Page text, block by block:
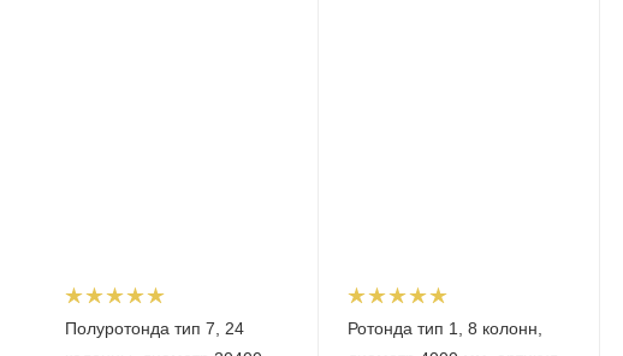
Полуротонда тип 7, 24
Ротонда тип 1, 8 колонн,